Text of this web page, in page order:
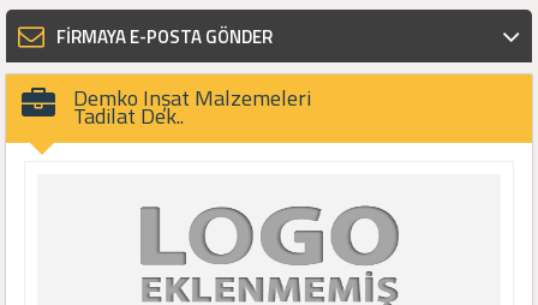
FİRMAYA E-POSTA GÖNDER
Demko Inşat Malzemeleri
Tadilat Dek..